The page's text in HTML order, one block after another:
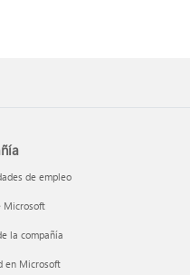
de empleo
Microsoft
la compañía
en Microsoft